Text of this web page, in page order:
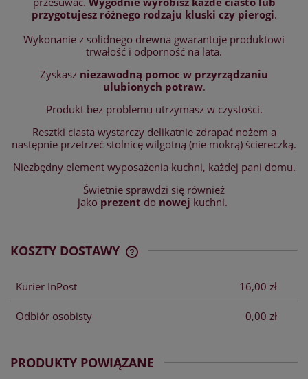
przygotujesz różnego rodzaju kluski czy pierogi.
Wykonanie z solidnego drewna gwarantuje produktowi
trwałość i odporność na lata.
Zyskasz niezawodną pomoc w przyrządzaniu
ulubionych potraw.
Produkt bez problemu utrzymasz w czystości.
Resztki ciasta wystarczy delikatnie zdrapać nożem a
następnie przetrzeć stolnicę wilgotną (nie mokrą) ściereczką.
Niezbędny element wyposażenia kuchni, każdej pani domu.
Świetnie sprawdzi się również
jako prezent do nowej kuchni.
KOSZTY DOSTAWY
Kurier InPost 16,00 zł
Odbiór osobisty 0,00 zł
PRODUKTY POWIĄZANE